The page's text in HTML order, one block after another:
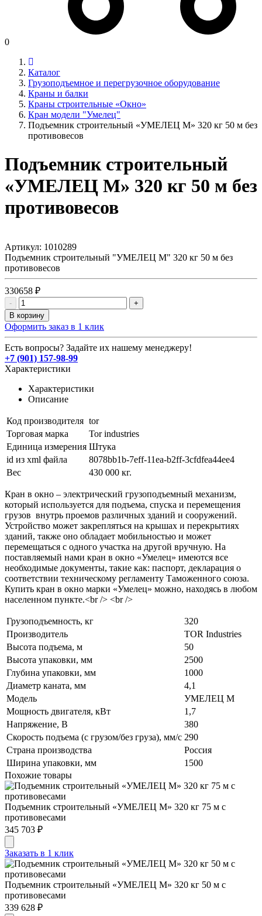
0
Каталог
Грузоподъемное и перегрузочное оборудование
Краны и балки
Краны строительные «Окно»
Кран модели "Умелец"
Подъемник строительный «УМЕЛЕЦ М» 320 кг 50 м без
противовесов
Подъемник строительный
«УМЕЛЕЦ М» 320 кг 50 м без
противовесов
Артикул: 1010289
Подъемник строительный "УМЕЛЕЦ М" 320 кг 50 м без
противовесов
330658 ₽
-
+
В корзину
Оформить заказ в 1 клик
Есть вопросы? Задайте их нашему менеджеру!
+7 (901) 157-98-99
Характеристики
Характеристики
Описание
Код производителя tor
Торговая марка
Tor industries
Единица измерения Штука
id из xml файла
8078bb1b-7eff-11ea-b2ff-3cfdfea44ee4
Вес
430 000 кг.
Кран в окно – электрический грузоподъемный механизм,
который используется для подъема, спуска и перемещения
грузов внутрь проемов различных зданий и сооружений.
Устройство может закрепляться на крышах и перекрытиях
зданий, также оно обладает мобильностью и может
перемещаться с одного участка на другой вручную. На
поставляемый нами кран в окно «Умелец» имеются все
необходимые документы, такие как: паспорт, декларация о
соответствии техническому регламенту Таможенного союза.
Купить кран в окно марки «Умелец» можно, находясь в любом
населенном пункте.<br /> <br />
Грузоподъемность, кг
320
Производитель
TOR Industries
Высота подъема, м
50
Высота упаковки, мм
2500
Глубина упаковки, мм
1000
Диаметр каната, мм
4,1
Модель
УМЕЛЕЦ М
Мощность двигателя, кВт
1,7
Напряжение, В
380
Скорость подъема (с грузом/без груза), мм/с 290
Страна производства
Россия
Ширина упаковки, мм
1500
Похожие товары
Подъемник строительный «УМЕЛЕЦ М» 320 кг 75 м с
противовесами
345 703 ₽
Заказать в 1 клик
Подъемник строительный «УМЕЛЕЦ М» 320 кг 50 м с
противовесами
339 628 ₽